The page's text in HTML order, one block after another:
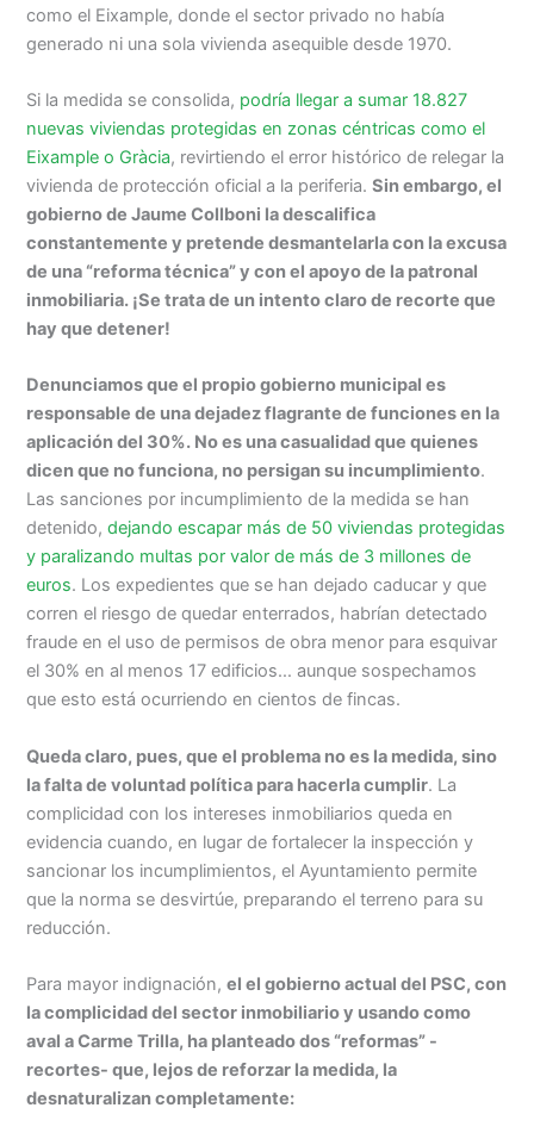
como el Eixample, donde el sector privado no había
generado ni una sola vivienda asequible desde 1970.
Si la medida se consolida, podría llegar a sumar 18.827
nuevas viviendas protegidas en zonas céntricas como el
Eixample o Gràcia, revirtiendo el error histórico de relegar la
vivienda de protección oficial a la periferia.Sin embargo, el
gobierno de Jaume Collboni la descalifica
constantemente y pretende desmantelarla con la excusa
de una “reforma técnica” y con el apoyo de la patronal
inmobiliaria. ¡Se trata de un intento claro de recorte que
hay que detener!
Denunciamos que el propio gobierno municipal es
responsable de una dejadez flagrante de funciones en la
aplicación del 30%. No es una casualidad que quienes
dicen que no funciona, no persigan su incumplimiento.
Las sanciones por incumplimiento de la medida se han
detenido,dejando escapar más de 50 viviendas protegidas
y paralizando multas por valor de más de 3 millones de
euros. Los expedientes que se han dejado caducar y que
corren el riesgo de quedar enterrados, habrían detectado
fraude en el uso de permisos de obra menor para esquivar
el 30% en al menos 17 edificios… aunque sospechamos
que esto está ocurriendo en cientos de fincas.
Queda claro, pues, que el problema no es la medida, sino
la falta de voluntad política para hacerla cumplir. La
complicidad con los intereses inmobiliarios queda en
evidencia cuando, en lugar de fortalecer la inspección y
sancionar los incumplimientos, el Ayuntamiento permite
que la norma se desvirtúe, preparando el terreno para su
reducción.
Para mayor indignación,el el gobierno actual del PSC, con
la complicidad del sector inmobiliario y usando como
aval a Carme Trilla, ha planteado dos “reformas” -
recortes- que, lejos de reforzar la medida, la
desnaturalizan completamente: